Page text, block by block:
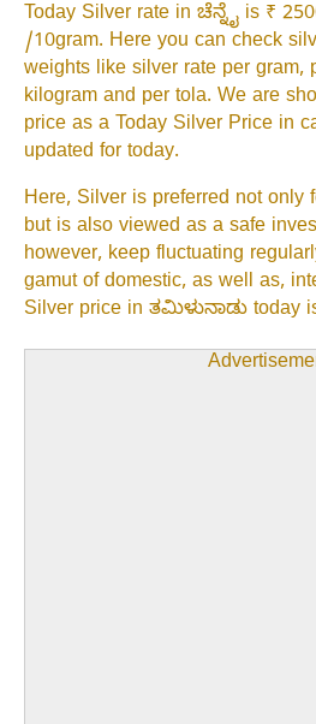
Today Silver rate in ಚೆನ್ನೈ is ₹
/10gram. Here you can check
weights like silver rate per gram,
kilogram and per tola. We are
price as a Today Silver Price in
updated for today.
Here, Silver is preferred not only
but is also viewed as a safe
however, keep fluctuating
gamut of domestic, as well as,
Silver price in ತಮಿಳುನಾಡು today